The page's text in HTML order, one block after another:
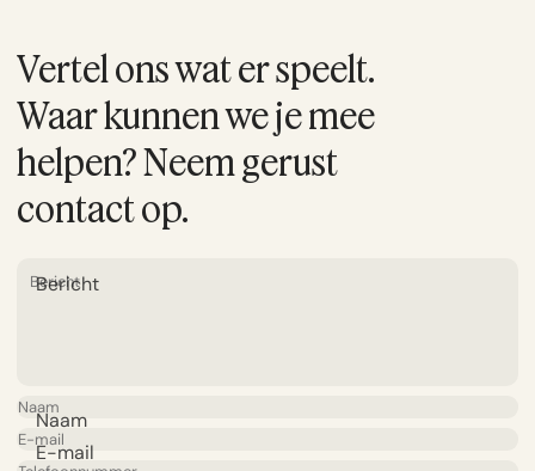
Vertel ons wat er speelt.
Waar kunnen we je mee
helpen? Neem gerust
contact op.
Bericht
Naam
E-mail